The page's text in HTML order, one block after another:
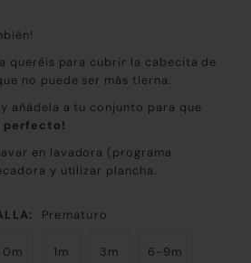
queréis para cubrir la cabecita de
no puede ser más tierna.
añádela a tu conjunto para que
perfecto!
en lavadora (programa
y utilizar plancha.
Prematuro
0m 1m 3m 6-9m